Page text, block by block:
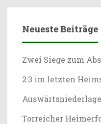
Neueste Beiträge
Zwei Siege zum
2:3 im letzten
Torreicher